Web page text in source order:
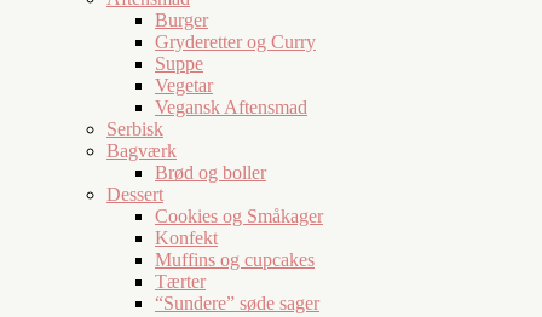
Burger
Gryderetter og Curry
Suppe
Vegetar
Vegansk Aftensmad
Serbisk
Bagværk
Brød og boller
Dessert
Cookies og Småkager
Konfekt
Muffins og cupcakes
Tærter
“Sundere” søde sager